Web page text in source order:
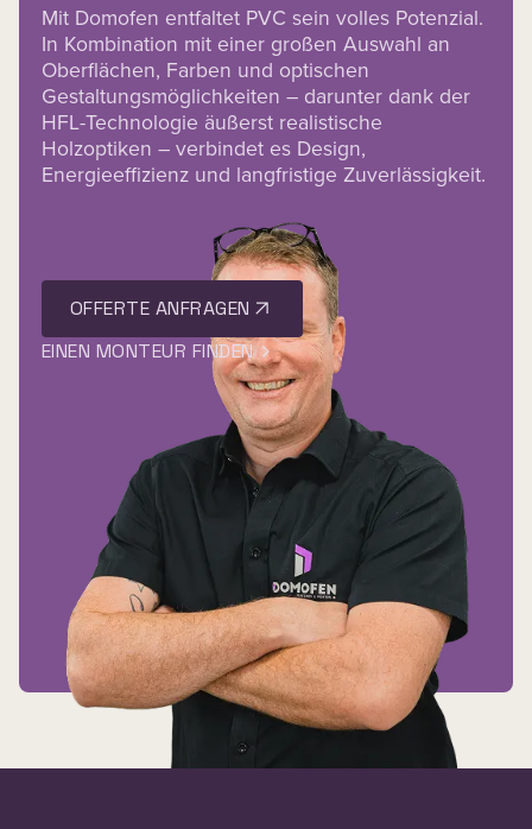
Mit Domofen entfaltet PVC sein volles Potenzial.
In Kombination mit einer großen Auswahl an
Oberflächen, Farben und optischen
Gestaltungsmöglichkeiten – darunter dank der
HFL-Technologie äußerst realistische
Holzoptiken – verbindet es Design,
Energieeffizienz und langfristige Zuverlässigkeit.
OFFERTE ANFRAGEN
EINEN MONTEUR FINDEN